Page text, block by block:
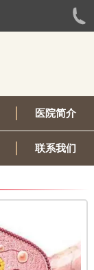
医院简介
联系我们